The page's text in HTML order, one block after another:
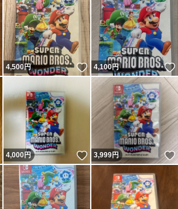
いいね！
4,500円 いいね！
4,100円
いいね！
4,000円 いいね！
3,999円